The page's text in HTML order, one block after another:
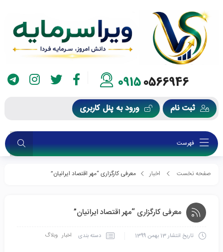
09150566946
ثبت نام ورود به پنل کاربری
فهرست
صفحه نخست اخبار معرفی کارگزاری “مهر اقتصاد ایرانیان”
معرفی کارگزاری “مهر اقتصاد ایرانیان”
تاریخ انتشار13 بهمن 1399 دسته بندی اخبار وبلاگ